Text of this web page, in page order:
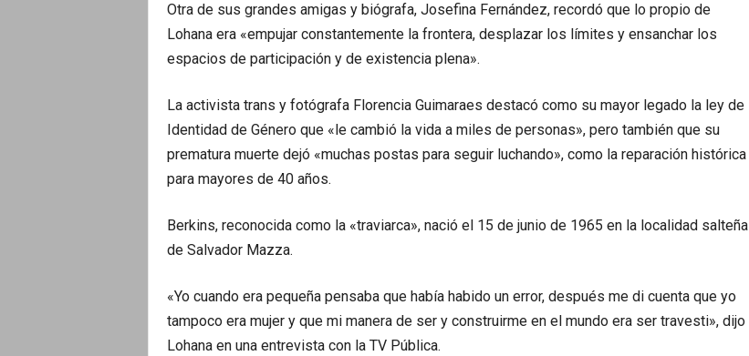
Otra de sus grandes amigas y biógrafa, Josefina Fernández, recordó que lo propio de
Lohana era «empujar constantemente la frontera, desplazar los límites y ensanchar los
espacios de participación y de existencia plena».
La activista trans y fotógrafa Florencia Guimaraes destacó como su mayor legado la ley de
Identidad de Género que «le cambió la vida a miles de personas», pero también que su
prematura muerte dejó «muchas postas para seguir luchando», como la reparación histórica
para mayores de 40 años.
Berkins, reconocida como la «traviarca», nació el 15 de junio de 1965 en la localidad salteña
de Salvador Mazza.
«Yo cuando era pequeña pensaba que había habido un error, después me di cuenta que yo
tampoco era mujer y que mi manera de ser y construirme en el mundo era ser travesti», dijo
Lohana en una entrevista con la TV Pública.